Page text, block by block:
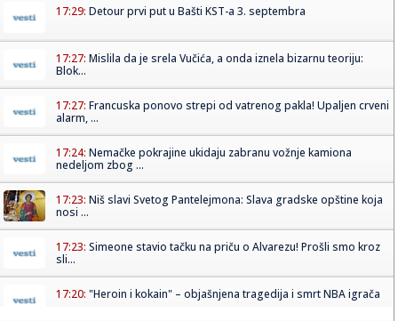
17:29: Detour prvi put u Bašti KST-a 3. septembra
17:27: Mislila da je srela Vučića, a onda iznela bizarnu teoriju:
Blok...
17:27: Francuska ponovo strepi od vatrenog pakla! Upaljen crveni
alarm, ...
17:24: Nemačke pokrajine ukidaju zabranu vožnje kamiona
nedeljom zbog ...
17:23: Niš slavi Svetog Pantelejmona: Slava gradske opštine koja
nosi ...
17:23: Simeone stavio tačku na priču o Alvarezu! Prošli smo kroz
sli...
17:20: "Heroin i kokain" – objašnjena tragedija i smrt NBA igrača